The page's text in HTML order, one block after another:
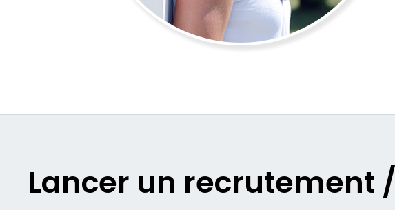
Lancer un recrutement /